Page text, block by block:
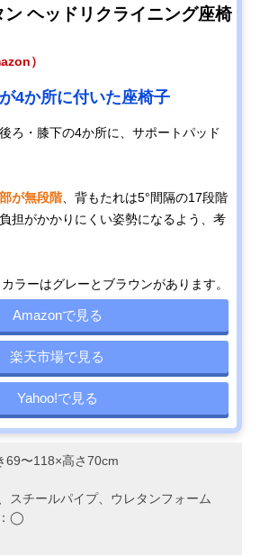
ン ヘッドリクライニング座椅
）
4か所に付いた座椅子
ろ・膝下の4か所に、サポートパッド
が無段階、背もたれは5°間隔の17段階
担がかかりにくい姿勢になるよう、考
ラーはグレーとブラウンがあります。
Amazonで見る
楽天市場で見る
Yahoo!で見る
69〜118×高さ70cm
スチールパイプ、ウレタンフォーム
◯